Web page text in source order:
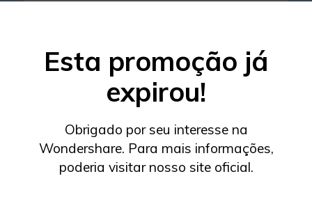
10% OFF
Esta promoção já
expirou!
Obrigado por seu interesse na
Wondershare. Para mais informações,
poderia visitar nosso site oficial.